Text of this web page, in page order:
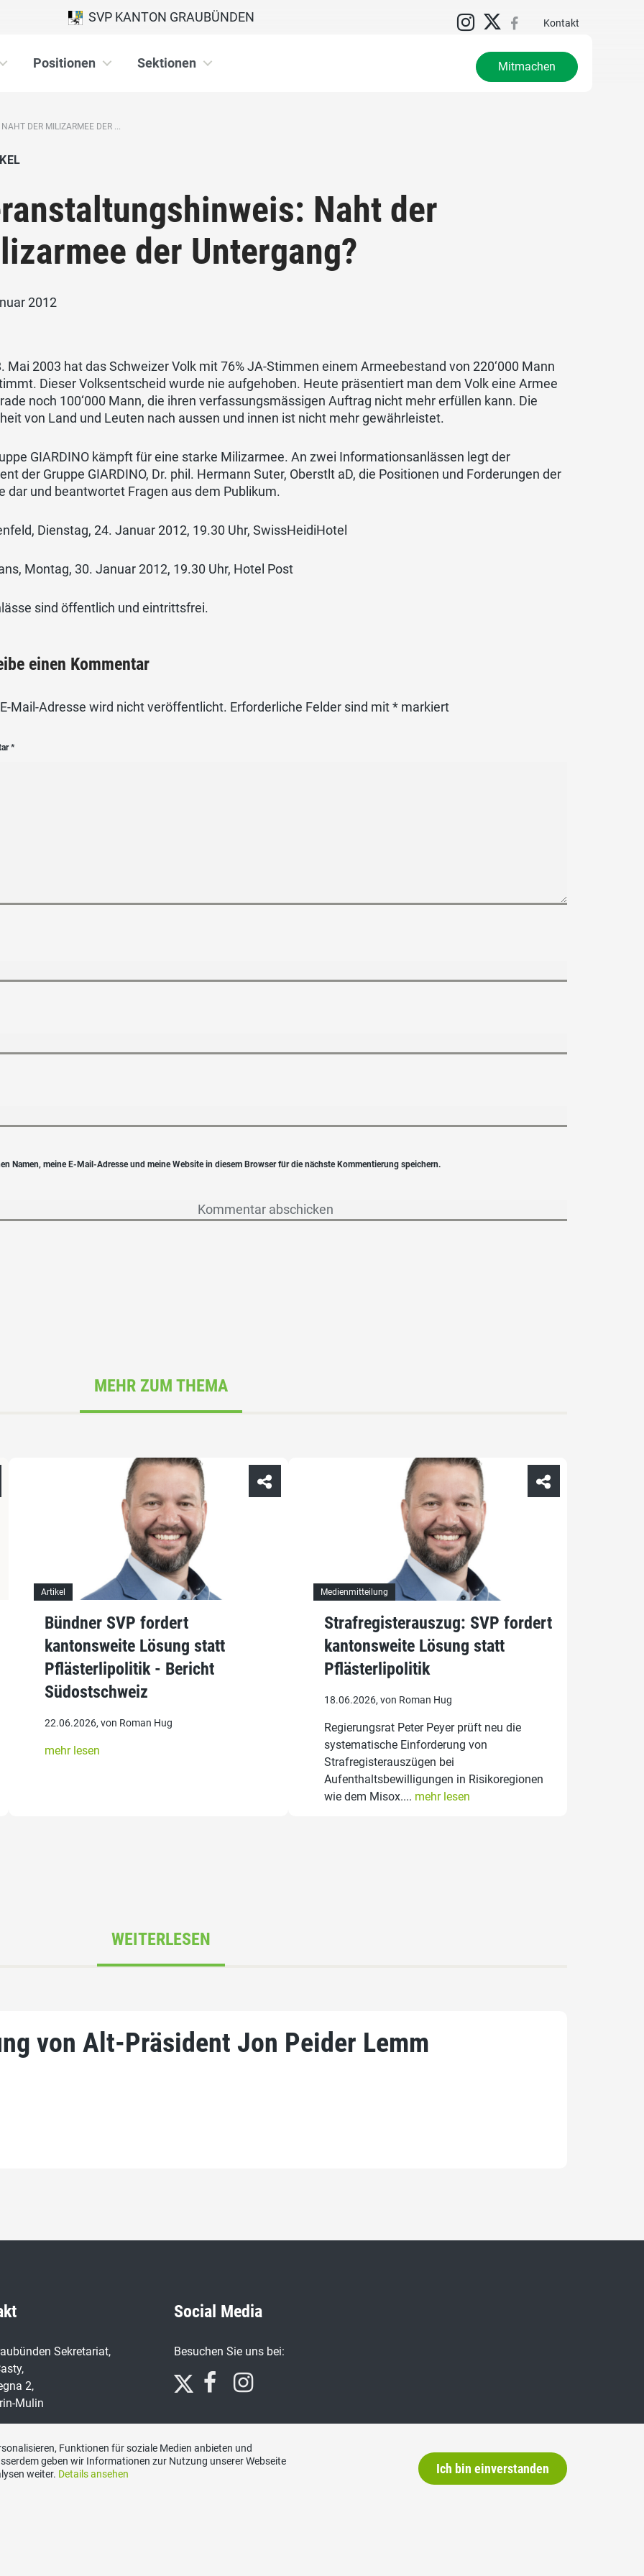
Kontakt
SVP KANTON GRAUBÜNDEN
Positionen Sektionen Mitmachen
DER MILIZARMEE DER ...
Naht der
der Untergang?
2012
Mai 2003 hat das Schweizer Volk mit 76% JA-Stimmen einem Armeebestand von 220‘000 Mann
Dieser Volksentscheid wurde nie aufgehoben. Heute präsentiert man dem Volk eine Armee
noch 100‘000 Mann, die ihren verfassungsmässigen Auftrag nicht mehr erfüllen kann. Die
von Land und Leuten nach aussen und innen ist nicht mehr gewährleistet.
GIARDINO kämpft für eine starke Milizarmee. An zwei Informationsanlässen legt der
der Gruppe GIARDINO, Dr. phil. Hermann Suter, Oberstlt aD, die Positionen und Forderungen der
dar und beantwortet Fragen aus dem Publikum.
Dienstag, 24. Januar 2012, 19.30 Uhr, SwissHeidiHotel
Montag, 30. Januar 2012, 19.30 Uhr, Hotel Post
sind öffentlich und eintrittsfrei.
einen Kommentar
Mail-Adresse wird nicht veröffentlicht. Erforderliche Felder sind mit* markiert
*
Namen, meine E-Mail-Adresse und meine Website in diesem Browser für die nächste Kommentierung speichern.
MEHR ZUM THEMA
Artikel
Bündner SVP fordert
kantonsweite Lösung statt
Pflästerlipolitik - Bericht
Südostschweiz
22.06.2026, von Roman Hug
mehr lesen
Medienmitteilung
Strafregisterauszug: SVP fordert
kantonsweite Lösung statt
Pflästerlipolitik
18.06.2026, von Roman Hug
Regierungsrat Peter Peyer prüft neu die
systematische Einforderung von
Strafregisterauszügen bei
Aufenthaltsbewilligungen in Risikoregionen
wie dem Misox.... mehr lesen
WEITERLESEN
von Alt-Präsident Jon Peider Lemm
Sekretariat,
2,
Mulin
91 66
Social Media
Besuchen Sie uns bei:
Funktionen für soziale Medien anbieten und
geben wir Informationen zur Nutzung unserer Webseite
weiter. Details ansehen Ich bin einverstanden